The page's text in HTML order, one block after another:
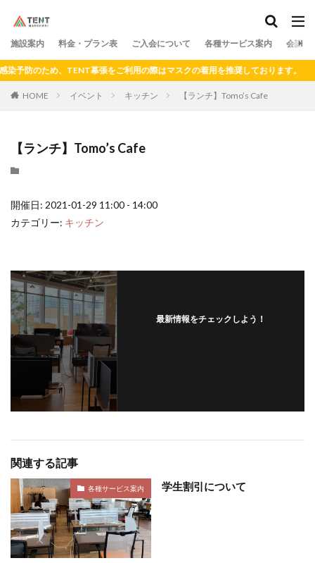
施設案内 料金・プラン表 ご入会について 各種サービス案内 会議室
予防のため、TENT幕張をご利用の際はマスクの着用を推奨しております。
HOME イベント キッチン 【ランチ】Tomo’s Cafe
【ランチ】Tomo’s Cafe
開催日: 2021-01-29 11:00 - 14:00
カテゴリー: キッチン
最新情報をチェックしよう！
関連する記事
各種サービス案内 学生割引について
カテゴリー